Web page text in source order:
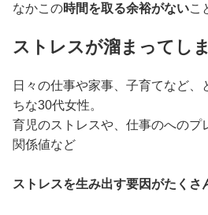
なかこの時間を取る余裕がないこ
ストレスが溜まってし
日々の仕事や家事、子育てなど
ちな30代女性。
育児のストレスや、仕事のへのプ
関係値など
ストレスを生み出す要因がたくさ